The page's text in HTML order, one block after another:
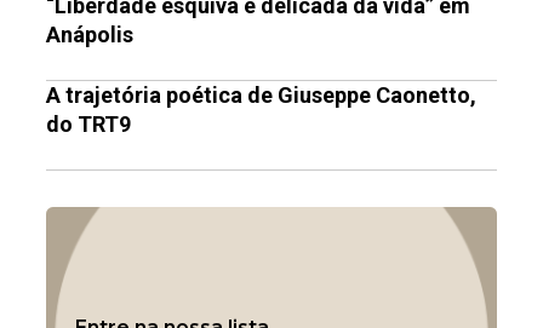
Anápolis
A trajetória poética de Giuseppe Caonetto,
do TRT9